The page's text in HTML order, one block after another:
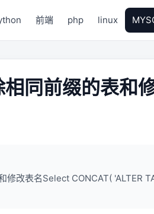
前端 php linux
同前缀的表和
修改表名Select CONCAT( 'ALTER